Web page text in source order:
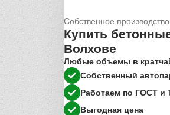
Собственное производство
Купить
Волхове
Любые объемы в
Собственный
Работаем по ГОСТ и
Выгодная цена